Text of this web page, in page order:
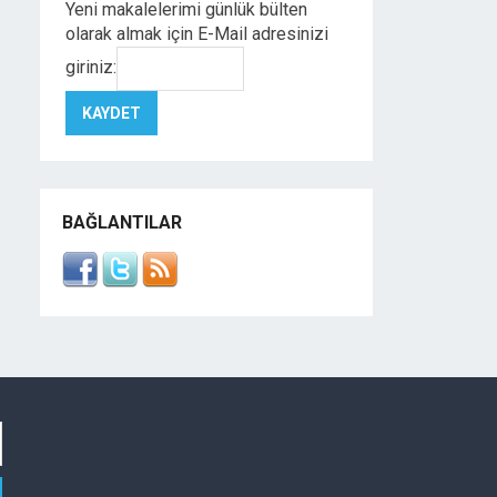
Yeni makalelerimi günlük bülten
olarak almak için E-Mail adresinizi
giriniz:
BAĞLANTILAR